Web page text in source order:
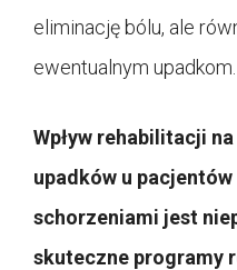
eliminację bólu, ale
ewentualnym upadkom.
Wpływ rehabilitacji
upadków u
schorzeniami jest
skuteczne programy